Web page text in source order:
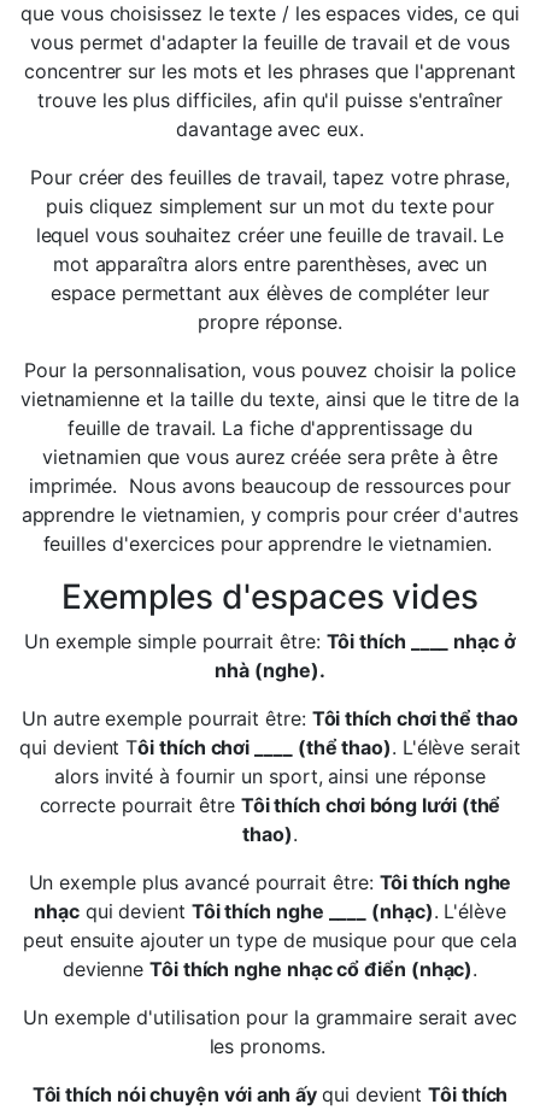
que vous choisissez le texte / les espaces vides, ce qui
vous permet d'adapter la feuille de travail et de vous
concentrer sur les mots et les phrases que l'apprenant
trouve les plus difficiles, afin qu'il puisse s'entraîner
davantage avec eux.
Pour créer des feuilles de travail, tapez votre phrase,
puis cliquez simplement sur un mot du texte pour
lequel vous souhaitez créer une feuille de travail. Le
mot apparaîtra alors entre parenthèses, avec un
espace permettant aux élèves de compléter leur
propre réponse.
Pour la personnalisation, vous pouvez choisir la police
vietnamienne et la taille du texte, ainsi que le titre de la
feuille de travail. La fiche d'apprentissage du
vietnamien que vous aurez créée sera prête à être
imprimée. Nous avons beaucoup de ressources pour
apprendre le vietnamien, y compris pour créer d'autres
feuilles d'exercices pour apprendre le vietnamien.
Exemples d'espaces vides
Un exemple simple pourrait être: Tôi thích ____ nhạc ở
nhà (nghe).
Un autre exemple pourrait être: Tôi thích chơi thể thao
qui devient Tôi thích chơi ____ (thể thao). L'élève serait
alors invité à fournir un sport, ainsi une réponse
correcte pourrait être Tôi thích chơi bóng lưới (thể
thao).
Un exemple plus avancé pourrait être: Tôi thích nghe
nhạcqui devient Tôi thích nghe ____ (nhạc). L'élève
peut ensuite ajouter un type de musique pour que cela
devienneTôi thích nghe nhạc cổ điển (nhạc).
Un exemple d'utilisation pour la grammaire serait avec
les pronoms.
Tôi thích nói chuyện với anh ấyqui devientTôi thích